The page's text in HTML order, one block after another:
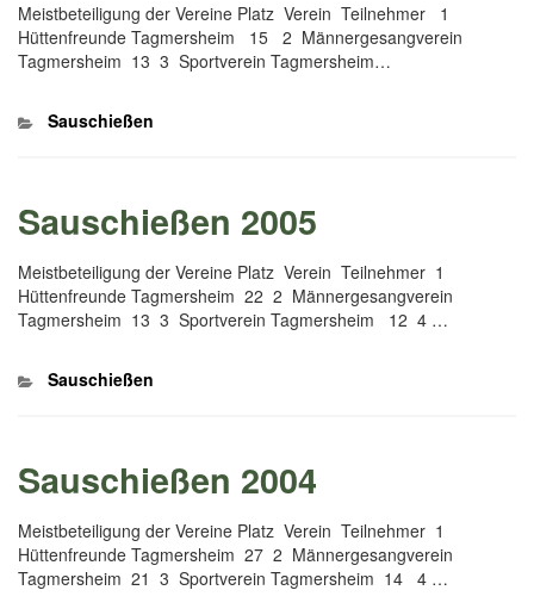
Meistbeteiligung der Vereine Platz Verein Teilnehmer 1
Hüttenfreunde Tagmersheim 15 2 Männergesangverein
Tagmersheim 13 3 Sportverein Tagmersheim…
Kategorien
Sauschießen
Sauschießen 2005
Meistbeteiligung der Vereine Platz Verein Teilnehmer 1
Hüttenfreunde Tagmersheim 22 2 Männergesangverein
Tagmersheim 13 3 Sportverein Tagmersheim 12 4 …
Kategorien
Sauschießen
Sauschießen 2004
Meistbeteiligung der Vereine Platz Verein Teilnehmer 1
Hüttenfreunde Tagmersheim 27 2 Männergesangverein
Tagmersheim 21 3 Sportverein Tagmersheim 14 4 …